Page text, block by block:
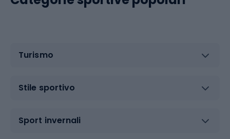
Turismo
Stile sportivo
Sport invernali